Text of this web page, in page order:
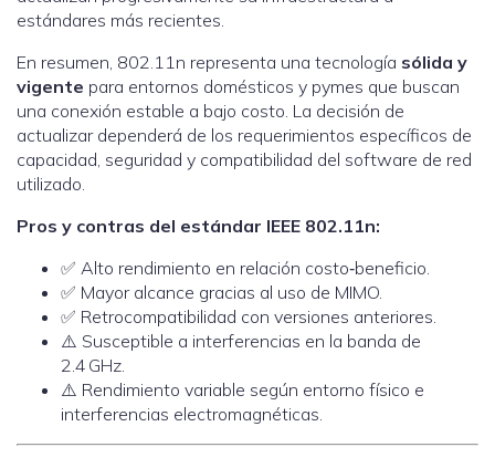
estándares más recientes.
En resumen, 802.11n representa una tecnología sólida y
vigente para entornos domésticos y pymes que buscan
una conexión estable a bajo costo. La decisión de
actualizar dependerá de los requerimientos específicos de
capacidad, seguridad y compatibilidad del software de red
utilizado.
Pros y contras del estándar IEEE 802.11n:
✅ Alto rendimiento en relación costo‑beneficio.
✅ Mayor alcance gracias al uso de MIMO.
✅ Retrocompatibilidad con versiones anteriores.
⚠️ Susceptible a interferencias en la banda de
2.4 GHz.
⚠️ Rendimiento variable según entorno físico e
interferencias electromagnéticas.